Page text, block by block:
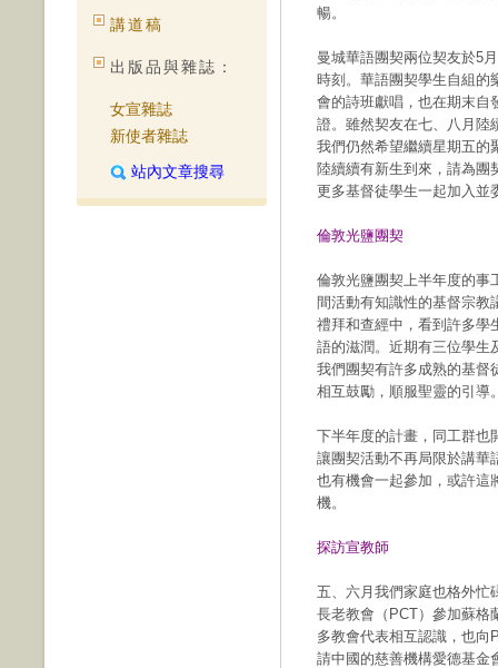
講道稿
出版品與雜誌：
女宣雜誌
新使者雜誌
站內文章搜尋
暢。
曼城華語團契兩位契友於5
時刻。華語團契學生自組的
會的詩班獻唱，也在期末自
證。雖然契友在七、八月陸
我們仍然希望繼續星期五的
陸續續有新生到來，請為團
更多基督徒學生一起加入並
倫敦光鹽團契
倫敦光鹽團契上半年度的事
間活動有知識性的基督宗教
禮拜和查經中，看到許多學
語的滋潤。近期有三位學生
我們團契有許多成熟的基督
相互鼓勵，順服聖靈的引導
下半年度的計畫，同工群也
讓團契活動不再局限於講華
也有機會一起參加，或許這
機。
探訪宣教師
五、六月我們家庭也格外忙
長老教會（PCT）參加蘇格
多教會代表相互認識，也向
請中國的慈善機構愛德基金